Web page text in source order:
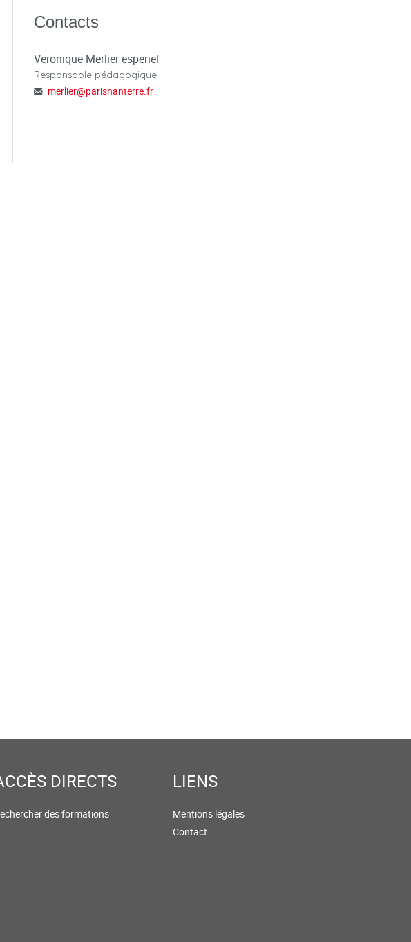
Contacts
Veronique Merlier espenel
Responsable pédagogique
merlier@parisnanterre.fr
DIRECTS
des formations
LIENS
Mentions légales
Contact